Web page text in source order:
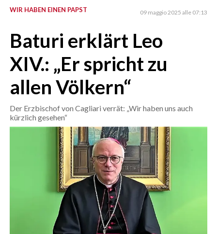
NUORO E PROVINCIA
AGENDA
CRONACA
MONDO
POLITICA
SERVIZI ALLE IMPRESE
SPORT IN SARDEGNA
WIR HABEN EINEN PAPST 09 maggio 2025 alle 07:13
Baturi erklärt Leo
XIV.: „Er spricht zu
allen Völkern“
Der Erzbischof von Cagliari verrät: „Wir haben uns auch
kürzlich gesehen“